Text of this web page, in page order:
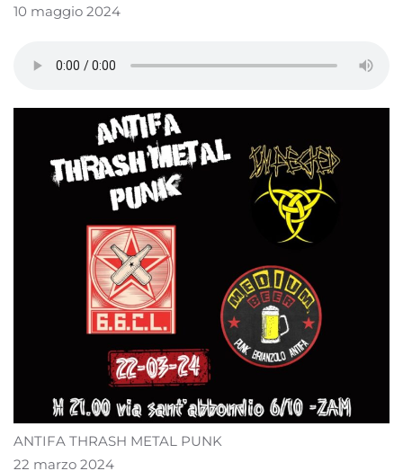
10 maggio 2024
ANTIFA THRASH METAL PUNK
22 marzo 2024